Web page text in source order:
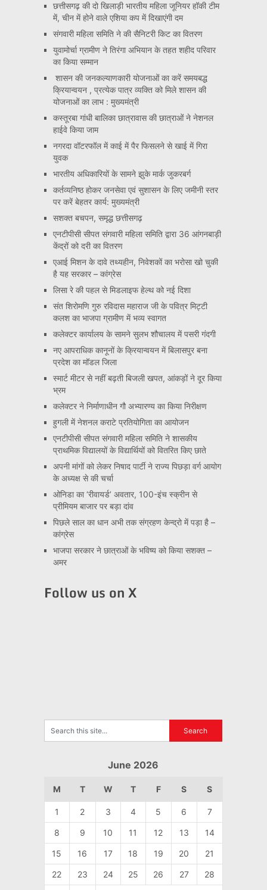
छत्तीसगढ़ की दो खिलाड़ी भारतीय महिला जूनियर हॉकी टीम
में, चीन में होने वाले एशिया कप में दिखाएंगी दम
संगवारी महिला समिति ने की सैनिटरी किट का वितरण
युवामोर्चा ग्रामीण ने तिरंगा अभियान के तहत शहीद परिवार
का किया सम्मान
शासन की जनकल्याणकारी योजनाओं का करें समयबद्ध
क्रियान्वयन , प्रत्येक पात्र व्यक्ति को मिले शासन की
योजनाओं का लाभ : मुख्यमंत्री
कस्तूरबा गांधी बालिका छात्रावास की छात्राओं ने नेशनल
हाईवे किया जाम
नगरदा वॉटरफॉल में काई में पैर फिसलने से खाई में गिरा
युवक
भारतीय अधिकारियों के सामने झुके मार्क जुकरबर्ग
कर्तव्यनिष्ठ होकर जनसेवा एवं सुशासन के लिए जमीनी स्तर
पर करें बेहतर कार्य: मुख्यमंत्री
सशक्त बचपन, समृद्ध छत्तीसगढ़
एनटीपीसी सीपत संगवारी महिला समिति द्वारा 36 आंगनबाड़ी
केंद्रों को दरी का वितरण
एआई मिशन के दावे तथ्यहीन, निवेशकों का भरोसा खो चुकी
है यह सरकार – कांग्रेस
लिसा रे की पहल से मिडलाइफ हेल्थ को नई दिशा
संत शिरोमणि गुरु रविदास महाराज जी के पवित्र मिट्टी
कलश का भाजपा ग्रामीण में भव्य स्वागत
कलेक्टर कार्यालय के सामने सुलभ शौचालय में पसरी गंदगी
नए आपराधिक कानूनों के क्रियान्वयन में बिलासपुर बना
प्रदेश का मॉडल जिला
स्मार्ट मीटर से नहीं बढ़ती बिजली खपत, आंकड़ों ने दूर किया
भ्रम
कलेक्टर ने निर्माणाधीन गौ अभ्यारण्य का किया निरीक्षण
हुगली में नेशनल कराटे प्रतियोगिता का आयोजन
एनटीपीसी सीपत संगवारी महिला समिति ने शासकीय
प्राथमिक विद्यालयों के विद्यार्थियों को वितरित किए छाते
अपनी मांगों को लेकर निषाद पार्टी ने राज्य पिछड़ा वर्ग आयोग
के अध्यक्ष से की चर्चा
ओनिडा का ‘रीवायर्ड’ अवतार, 100-इंच स्क्रीन से
प्रीमियम बाजार पर बड़ा दांव
पिछले साल का धान अभी तक संग्रहण केन्द्रो में पड़ा है –
कांग्रेस
भाजपा सरकार ने छात्राओं के भविष्य को किया सशक्त –
अमर
Follow us on X
June 2026
M T W T F S S
1 2 3 4 5 6 7
8 9 10 11 12 13 14
15 16 17 18 19 20 21
22 23 24 25 26 27 28